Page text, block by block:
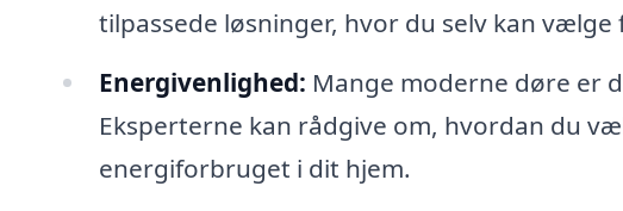
tilpassede løsninger, hvor du selv kan
Energivenlighed: Mange moderne døre er
Eksperterne kan rådgive om, hvordan du
energiforbruget i dit hjem.